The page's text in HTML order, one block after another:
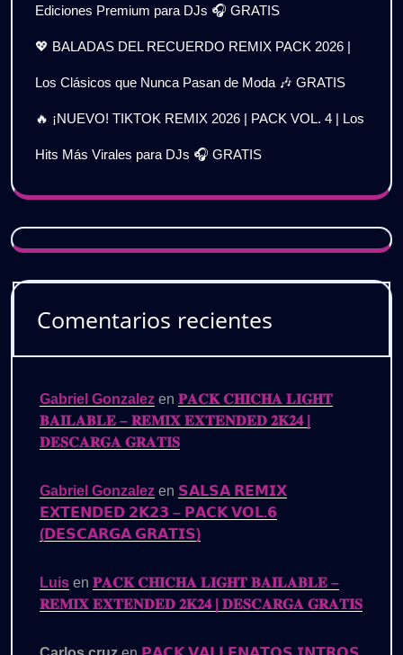
Ediciones Premium para DJs 🎧 GRATIS
💖 BALADAS DEL RECUERDO REMIX PACK 2026 |
Los Clásicos que Nunca Pasan de Moda 🎶 GRATIS
🔥 ¡NUEVO! TIKTOK REMIX 2026 | PACK VOL. 4 | Los
Hits Más Virales para DJs 🎧 GRATIS
Comentarios recientes
Gabriel Gonzalez en 𝐏𝐀𝐂𝐊 𝐂𝐇𝐈𝐂𝐇𝐀 𝐋𝐈𝐆𝐇𝐓
𝐁𝐀𝐈𝐋𝐀𝐁𝐋𝐄 – 𝐑𝐄𝐌𝐈𝐗 𝐄𝐗𝐓𝐄𝐍𝐃𝐄𝐃 𝟐𝐊𝟐𝟒 |
𝐃𝐄𝐒𝐂𝐀𝐑𝐆𝐀 𝐆𝐑𝐀𝐓𝐈𝐒
Gabriel Gonzalez en 𝗦𝗔𝗟𝗦𝗔 𝗥𝗘𝗠𝗜𝗫
𝗘𝗫𝗧𝗘𝗡𝗗𝗘𝗗 𝟮𝗞𝟮𝟯 – 𝗣𝗔𝗖𝗞 𝗩𝗢𝗟.𝟲
(𝗗𝗘𝗦𝗖𝗔𝗥𝗚𝗔 𝗚𝗥𝗔𝗧𝗜𝗦)
Luis en 𝐏𝐀𝐂𝐊 𝐂𝐇𝐈𝐂𝐇𝐀 𝐋𝐈𝐆𝐇𝐓 𝐁𝐀𝐈𝐋𝐀𝐁𝐋𝐄 –
𝐑𝐄𝐌𝐈𝐗 𝐄𝐗𝐓𝐄𝐍𝐃𝐄𝐃 𝟐𝐊𝟐𝟒 | 𝐃𝐄𝐒𝐂𝐀𝐑𝐆𝐀 𝐆𝐑𝐀𝐓𝐈𝐒